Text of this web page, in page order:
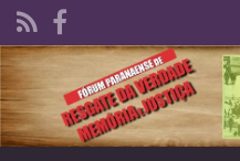
Search for: